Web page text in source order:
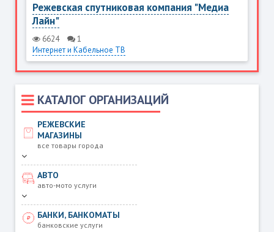
Режевская спутниковая компания "Медиа
Лайн"
6624
1
Интернет и Кабельное ТВ
КАТАЛОГ ОРГАНИЗАЦИЙ
РЕЖЕВСКИЕ
МАГАЗИНЫ
все товары города
АВТО
авто-мото услуги
БАНКИ, БАНКОМАТЫ
банковские услуги